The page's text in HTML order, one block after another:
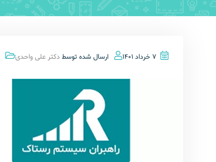
7 خرداد 1401 ارسال شده توسط دکتر علی واحدی